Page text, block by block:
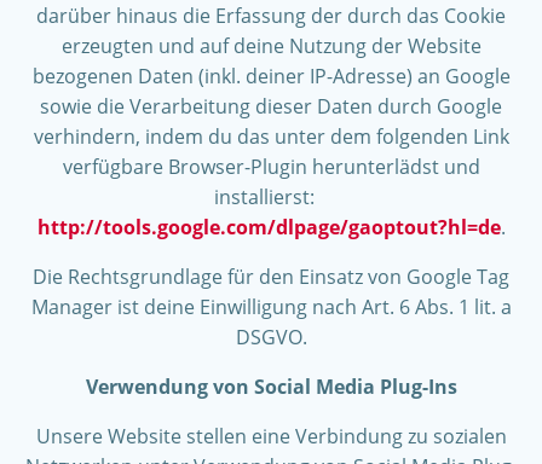
darüber hinaus die Erfassung der durch das Cookie
erzeugten und auf deine Nutzung der Website
bezogenen Daten (inkl. deiner IP-Adresse) an Google
sowie die Verarbeitung dieser Daten durch Google
verhindern, indem du das unter dem folgenden Link
verfügbare Browser-Plugin herunterlädst und
installierst:
http://tools.google.com/dlpage/gaoptout?hl=de.
Die Rechtsgrundlage für den Einsatz von Google Tag
Manager ist deine Einwilligung nach Art. 6 Abs. 1 lit. a
DSGVO.
Verwendung von Social Media Plug-Ins
Unsere Website stellen eine Verbindung zu sozialen